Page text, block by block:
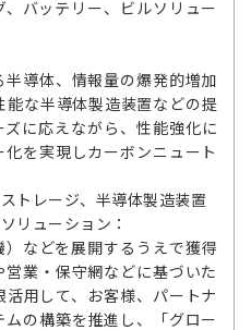
バッテリー、ビルソリュー
導体、情報量の爆発的増加
能な半導体製造装置などの提
に応えながら、性能強化に
を実現しカーボンニュート
トレージ、半導体製造装置
リューション：
などを展開するうえで獲得
業・保守網などに基づいた
用して、お客様、パートナ
の構築を推進し、「グロー